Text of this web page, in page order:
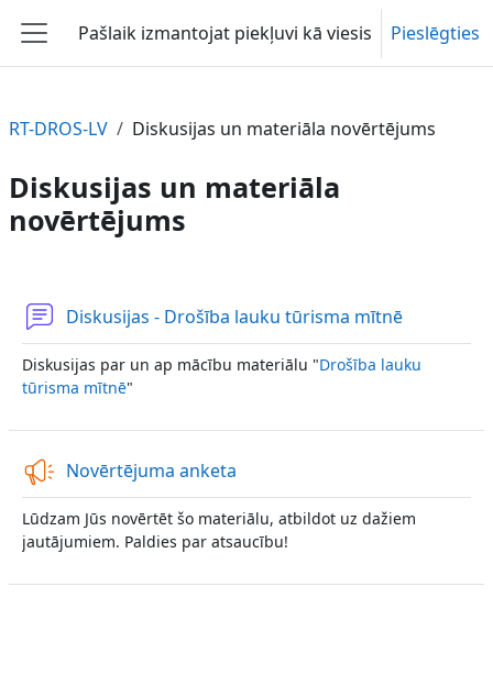
Sānu panelis
Pašlaik izmantojat piekļuvi kā viesis Pieslēgties
RT-DROS-LV Diskusijas un materiāla novērtējums
Diskusijas un materiāla
novērtējums
Diskusijas - Drošība lauku tūrisma mītnē
Diskusijas par un ap mācību materiālu "Drošība lauku
tūrisma mītnē"
Novērtējuma anketa
Lūdzam Jūs novērtēt šo materiālu, atbildot uz dažiem
jautājumiem. Paldies par atsaucību!